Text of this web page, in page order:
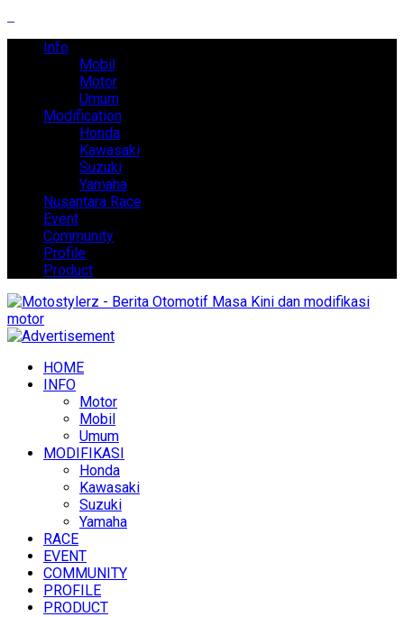
Info
Mobil
Motor
Umum
Modification
Honda
Kawasaki
Suzuki
Yamaha
Nusantara Race
Event
Community
Profile
Product
HOME
INFO
Motor
Mobil
Umum
MODIFIKASI
Honda
Kawasaki
Suzuki
Yamaha
RACE
EVENT
COMMUNITY
PROFILE
PRODUCT